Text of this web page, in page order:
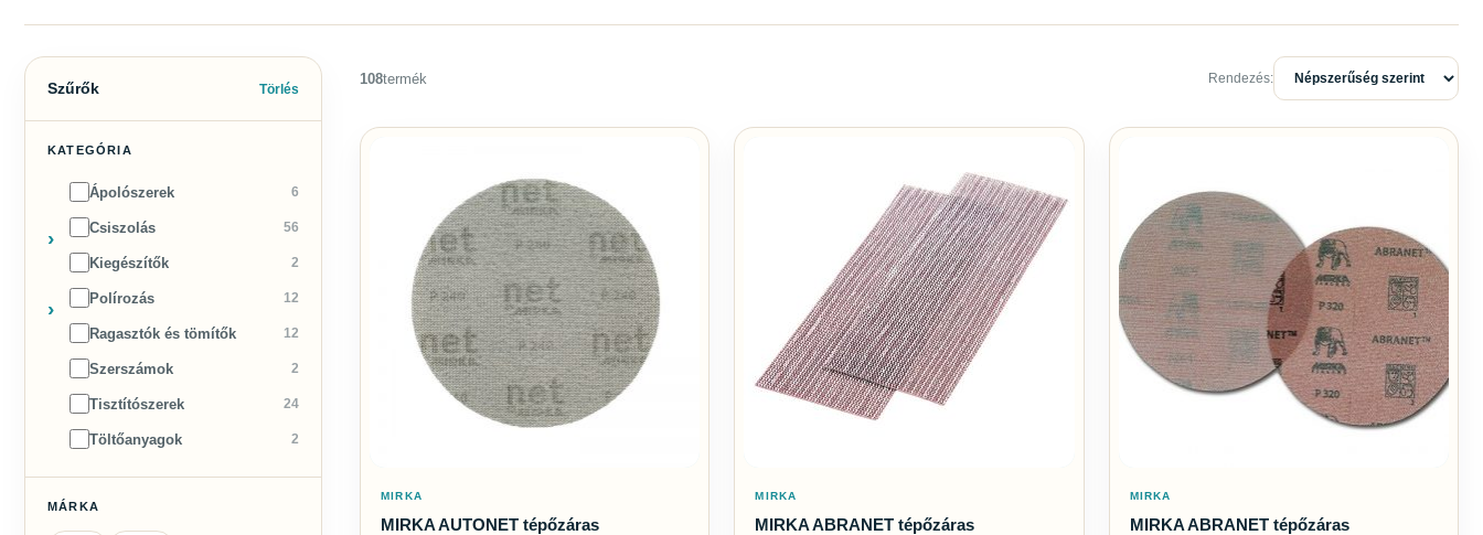
Szűrők Törlés
KATEGÓRIA
Ápolószerek 6
Csiszolás 56
Kiegészítők 2
Polírozás 12
Ragasztók és tömítők 12
Szerszámok 2
Tisztítószerek 24
Töltőanyagok 2
MÁRKA
108termék Rendezés:
MIRKA
MIRKA AUTONET tépőzáras
MIRKA
MIRKA ABRANET tépőzáras
MIRKA
MIRKA ABRANET tépőzáras